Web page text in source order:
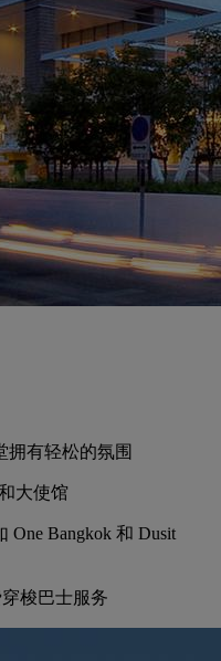
拥有轻松的氛围
大使馆
Bangkok 和 Dusit
梭巴士服务